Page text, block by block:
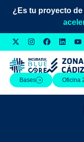
¿Es tu proyecto
Bases Oficina